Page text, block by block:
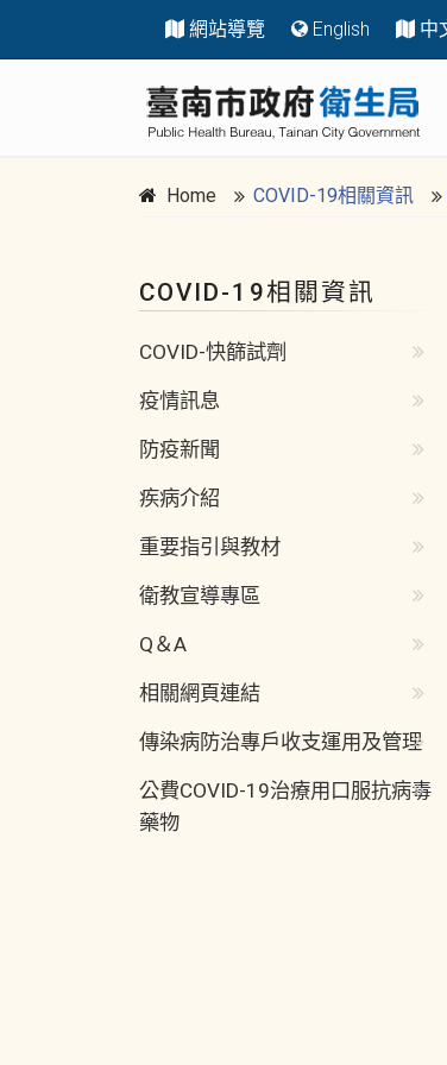
網站導覽 English 中
Home COVID-19相關資訊
COVID-19相關資訊
COVID-快篩試劑
疫情訊息
防疫新聞
疾病介紹
重要指引與教材
衛教宣導專區
Q＆A
相關網頁連結
傳染病防治專戶收支運用及管理
公費COVID-19治療用口服抗病毒
藥物